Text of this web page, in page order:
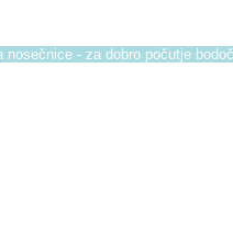
- za dobro počutje